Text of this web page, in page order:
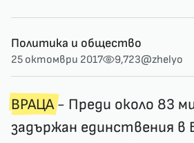
Политика и общество
25 октомври 2017 9,723@zhelyo
ВРАЦА- Преди около 83
задържан единствения в